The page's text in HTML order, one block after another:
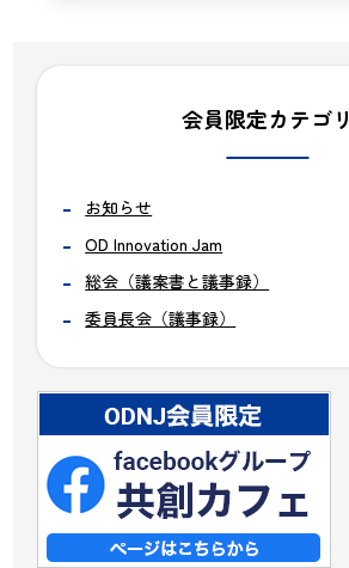
会員限定カテゴリ
お知らせ
OD Innovation Jam
総会（議案書と議事録）
委員長会（議事録）